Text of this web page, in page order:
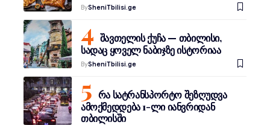
BySheniTbilisi.ge
შავთელის ქუჩა — თბილისი,
სადაც ყოველ ნაბიჯზე ისტორიაა
BySheniTbilisi.ge
რა სატრანსპორტო შეზღუდვა
ამოქმედდება 1-ლი იანვრიდან
თბილისში